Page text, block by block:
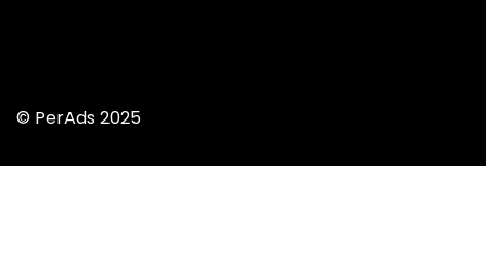
© PerAds 2025